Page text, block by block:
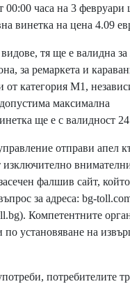
00:00 часа на 3 февруари
винетка на цена 4.09
тя ще е валидна за
за ремаркета и
от категория М1,
максимална
ще е с валидност 24
отправи апел
изключително
фалшив сайт,
за адреса: bg-
). Компетентните
по установяване на
потребителите